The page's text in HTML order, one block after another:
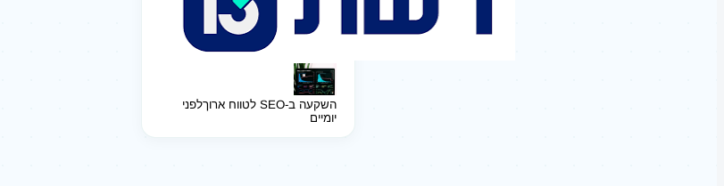
השקעה ב-SEO לטווח ארוך
לפני
יומיים